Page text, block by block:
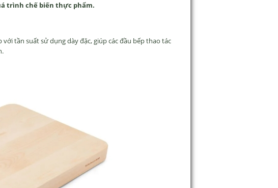
trình chế biến thực phẩm.
với tần suất sử dụng dàyđặc, giúp cácđầu bếp thao tác